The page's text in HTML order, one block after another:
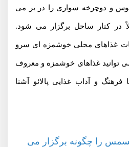
و دوچرخه سواری را در بر می
در کنار ساحل برگزار می شود.
غذاهای محلی خوشمزه ای سرو
توانید غذاهای خوشمزه و معروف
فرهنگ و آداب غذایی پالائو آشنا
را چگونه برگزار می